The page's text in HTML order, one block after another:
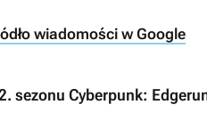
wiadomości w Google
sezonu Cyberpunk: